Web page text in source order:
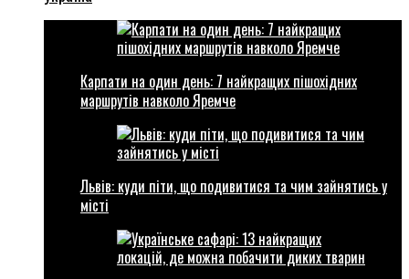
Карпати на один день: 7 найкращих пішохідних
маршрутів навколо Яремче
Львів: куди піти, що подивитися та чим зайнятись у
місті